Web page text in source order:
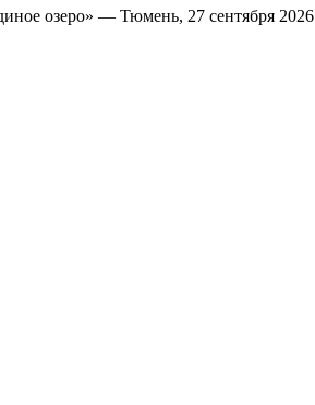
озеро» — Тюмень, 27 сентября 2026